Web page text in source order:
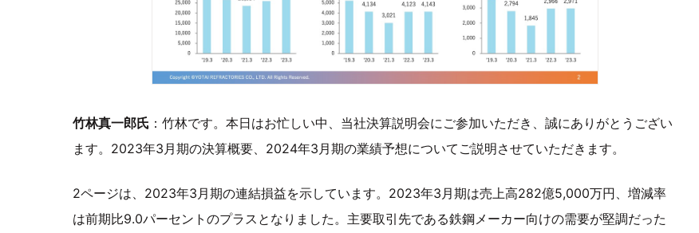
竹林真一郎氏 ：竹林です。本日はお忙しい中、当社決算説明会にご参加いただき、誠にありがとうござい
ます。2023年3月期の決算概要、2024年3月期の業績予想についてご説明させていただきます。
2ページは、2023年3月期の連結損益を示しています。2023年3月期は売上高282億5,000万円、増減率
は前期比9.0パーセントのプラスとなりました。主要取引先である鉄鋼メーカー向けの需要が堅調だった